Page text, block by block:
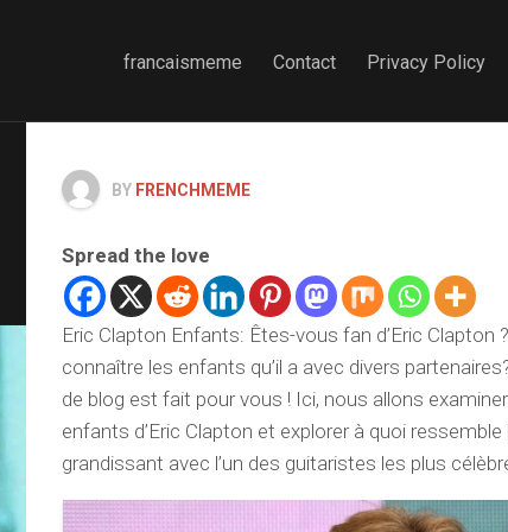
francaismeme Contact Privacy Policy
BY FRENCHMEME
Spread the love
Eric Clapton Enfants: Êtes-vous fan d’Eric Clapton
connaître les enfants qu’il a avec divers
de blog est fait pour vous ! Ici, nous allons
enfants d’Eric Clapton et explorer à quoi ressemble
grandissant avec l’un des guitaristes les plus